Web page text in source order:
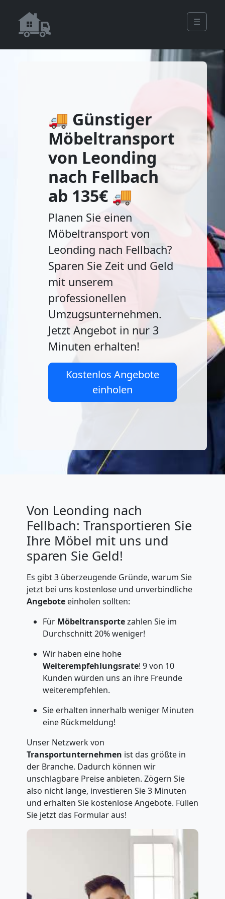
☰
🚚 Günstiger
Möbeltransport
von Leonding
nach Fellbach
ab 135€ 🚚
Planen Sie einen
Möbeltransport von
Leonding nach Fellbach?
Sparen Sie Zeit und Geld
mit unserem
professionellen
Umzugsunternehmen.
Jetzt Angebot in nur 3
Minuten erhalten!
Kostenlos Angebote
einholen
Von Leonding nach
Fellbach: Transportieren Sie
Ihre Möbel mit uns und
sparen Sie Geld!
Es gibt 3 überzeugende Gründe, warum Sie
jetzt bei uns kostenlose und unverbindliche
Angeboteeinholen sollten:
Für Möbeltransportezahlen Sie im
Durchschnitt 20% weniger!
Wir haben eine hohe
Weiterempfehlungsrate! 9 von 10
Kunden würden uns an ihre Freunde
weiterempfehlen.
Sie erhalten innerhalb weniger Minuten
eine Rückmeldung!
Unser Netzwerk von
Transportunternehmen ist das größte in
der Branche. Dadurch können wir
unschlagbare Preise anbieten. Zögern Sie
also nicht lange, investieren Sie 3 Minuten
und erhalten Sie kostenlose Angebote. Füllen
Sie jetzt das Formular aus!